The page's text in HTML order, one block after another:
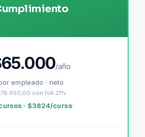
65.000/año
empleado · neto
con IVA 21%
· $3824/curso